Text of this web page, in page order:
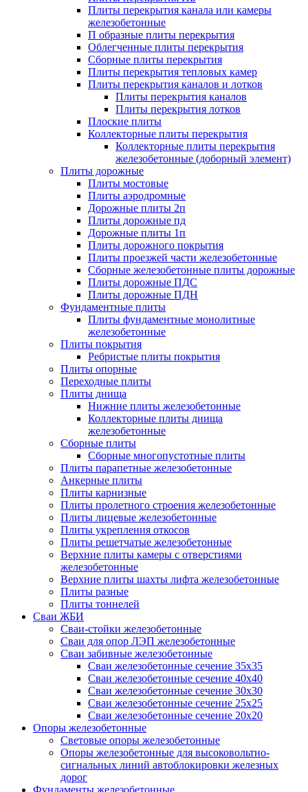
Плиты перекрытия канала или камеры
железобетонные
П образные плиты перекрытия
Облегченные плиты перекрытия
Сборные плиты перекрытия
Плиты перекрытия тепловых камер
Плиты перекрытия каналов и лотков
Плиты перекрытия каналов
Плиты перекрытия лотков
Плоские плиты
Коллекторные плиты перекрытия
Коллекторные плиты перекрытия
железобетонные (доборный элемент)
Плиты дорожные
Плиты мостовые
Плиты аэродромные
Дорожные плиты 2п
Плиты дорожные пд
Дорожные плиты 1п
Плиты дорожного покрытия
Плиты проезжей части железобетонные
Сборные железобетонные плиты дорожные
Плиты дорожные ПДС
Плиты дорожные ПДН
Фундаментные плиты
Плиты фундаментные монолитные
железобетонные
Плиты покрытия
Ребристые плиты покрытия
Плиты опорные
Переходные плиты
Плиты днища
Нижние плиты железобетонные
Коллекторные плиты днища
железобетонные
Сборные плиты
Сборные многопустотные плиты
Плиты парапетные железобетонные
Анкерные плиты
Плиты карнизные
Плиты пролетного строения железобетонные
Плиты лицевые железобетонные
Плиты укрепления откосов
Плиты решетчатые железобетонные
Верхние плиты камеры с отверстиями
железобетонные
Верхние плиты шахты лифта железобетонные
Плиты разные
Плиты тоннелей
Сваи ЖБИ
Сваи-стойки железобетонные
Сваи для опор ЛЭП железобетонные
Сваи забивные железобетонные
Сваи железобетонные сечение 35x35
Сваи железобетонные сечение 40x40
Сваи железобетонные сечение 30x30
Сваи железобетонные сечение 25x25
Сваи железобетонные сечение 20x20
Опоры железобетонные
Световые опоры железобетонные
Опоры железобетонные для высоковольтно-
сигнальных линий автоблокировки железных
дорог
Фундаменты железобетонные